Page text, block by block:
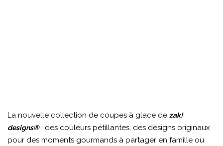
La nouvelle collection de coupes à glace de zak!
designs®: des couleurs pétillantes, des designs originaux
pour des moments gourmands à partager en famille ou